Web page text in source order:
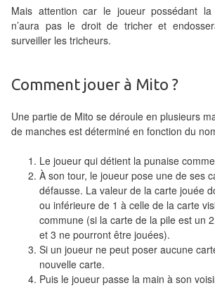
(TCG)
les
enfants
Pour
famille
Pour
les
initiés
Mais attention car le joueur possédant la
n’aura pas le droit de tricher et
surveiller les tricheurs.
Comment jouer à Mito ?
Une partie de Mito se déroule en plusieurs
de manches est déterminé en fonction du
Le joueur qui détient la punaise
À son tour, le joueur pose une de ses
défausse. La valeur de la carte jouée
ou inférieure de 1 à celle de la carte
commune (si la carte de la pile est un
et 3 ne pourront être jouées).
Si un joueur ne peut poser aucune
nouvelle carte.
Puis le joueur passe la main à son